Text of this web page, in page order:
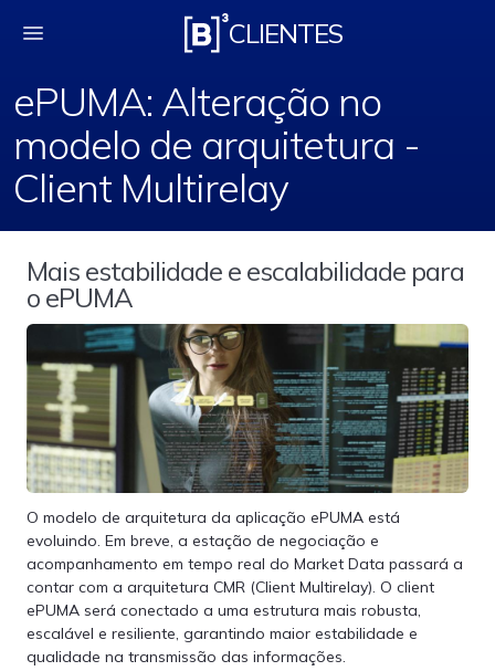
ePUMA: Alteração
CLIENTES
ePUMA: Alteração no
modelo de arquitetura -
Client Multirelay
Mais estabilidade e escalabilidade para
o ePUMA
O modelo de arquitetura da aplicação ePUMA está
evoluindo. Em breve, a estação de negociação e
acompanhamento em tempo real do Market Data passará a
contar com a arquitetura CMR (Client Multirelay). O client
ePUMA será conectado a uma estrutura mais robusta,
escalável e resiliente, garantindo maior estabilidade e
qualidade na transmissão das informações.